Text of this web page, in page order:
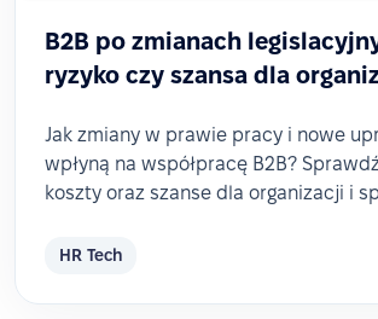
B2B po zmianach
ryzyko czy szansa dla
Jak zmiany w prawie pracy i nowe
wpłyną na współpracę B2B?
koszty oraz szanse dla organizacji i
HR Tech